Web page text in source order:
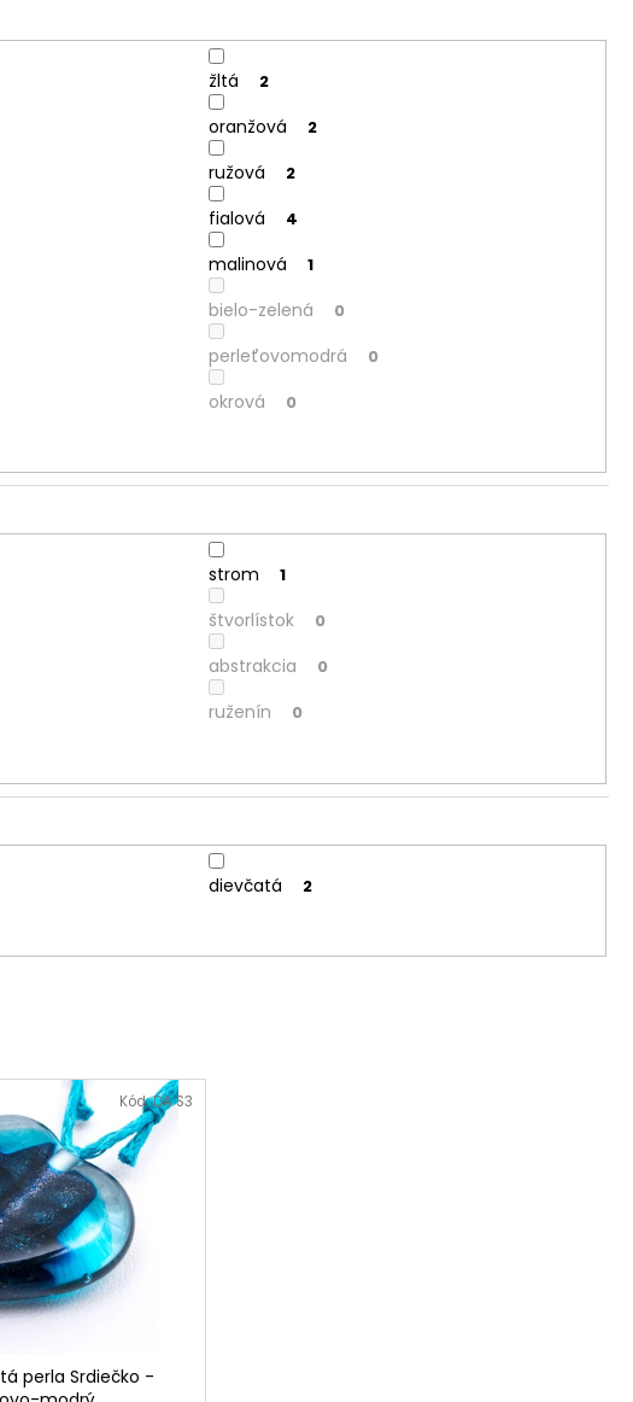
žltá 2
oranžová 2
ružová 2
fialová 4
malinová 1
bielo-zelená 0
perleťovomodrá 0
okrová 0
strom 1
štvorlístok 0
abstrakcia 0
ruženín 0
dievčatá 2
perla Srdiečko -
Kód:DA S3